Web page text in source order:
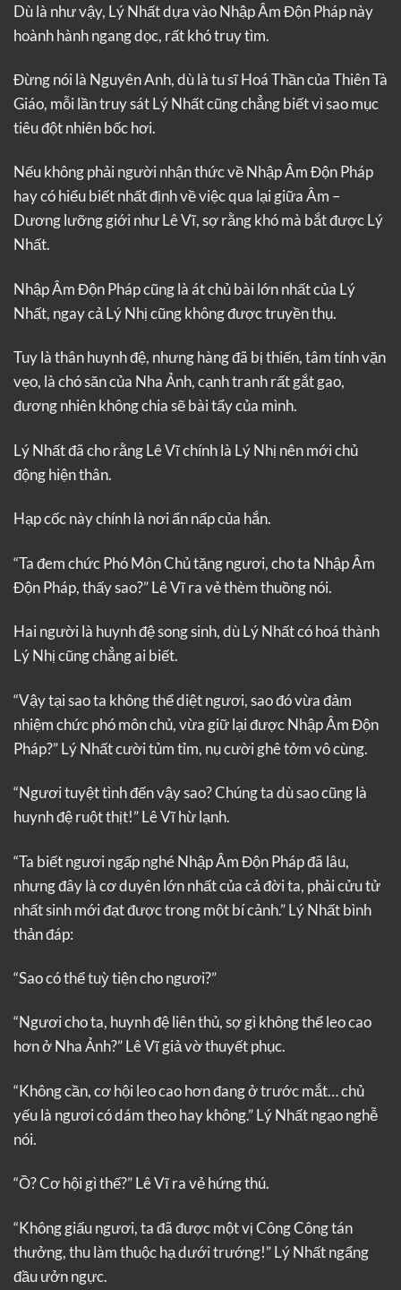
Dù là như vậy, Lý Nhất dựa vào Nhập Âm Độn Pháp này
hoành hành ngang dọc, rất khó truy tìm.
Đừng nói là Nguyên Anh, dù là tu sĩ Hoá Thần của Thiên Tà
Giáo, mỗi lần truy sát Lý Nhất cũng chẳng biết vì sao mục
tiêu đột nhiên bốc hơi.
Nếu không phải người nhận thức về Nhập Âm Độn Pháp
hay có hiểu biết nhất định về việc qua lại giữa Âm –
Dương lưỡng giới như Lê Vĩ, sợ rằng khó mà bắt được Lý
Nhất.
Nhập Âm Độn Pháp cũng là át chủ bài lớn nhất của Lý
Nhất, ngay cả Lý Nhị cũng không được truyền thụ.
Tuy là thân huynh đệ, nhưng hàng đã bị thiến, tâm tính vặn
vẹo, là chó săn của Nha Ảnh, cạnh tranh rất gắt gao,
đương nhiên không chia sẽ bài tẩy của mình.
Lý Nhất đã cho rằng Lê Vĩ chính là Lý Nhị nên mới chủ
động hiện thân.
Hạp cốc này chính là nơi ẩn nấp của hắn.
“Ta đem chức Phó Môn Chủ tặng ngươi, cho ta Nhập Âm
Độn Pháp, thấy sao?” Lê Vĩ ra vẻ thèm thuồng nói.
Hai người là huynh đệ song sinh, dù Lý Nhất có hoá thành
Lý Nhị cũng chẳng ai biết.
“Vậy tại sao ta không thể diệt ngươi, sao đó vừa đảm
nhiệm chức phó môn chủ, vừa giữ lại được Nhập Âm Độn
Pháp?” Lý Nhất cười tủm tỉm, nụ cười ghê tởm vô cùng.
“Ngươi tuyệt tình đến vậy sao? Chúng ta dù sao cũng là
huynh đệ ruột thịt!” Lê Vĩ hừ lạnh.
“Ta biết ngươi ngấp nghé Nhập Âm Độn Pháp đã lâu,
nhưng đây là cơ duyên lớn nhất của cả đời ta, phải cửu tử
nhất sinh mới đạt được trong một bí cảnh.” Lý Nhất bình
thản đáp:
“Sao có thể tuỳ tiện cho ngươi?”
“Ngươi cho ta, huynh đệ liên thủ, sợ gì không thể leo cao
hơn ở Nha Ảnh?” Lê Vĩ giả vờ thuyết phục.
“Không cần, cơ hội leo cao hơn đang ở trước mắt… chủ
yếu là ngươi có dám theo hay không.” Lý Nhất ngạo nghễ
nói.
“Ồ? Cơ hội gì thế?” Lê Vĩ ra vẻ hứng thú.
“Không giấu ngươi, ta đã được một vị Công Công tán
thưởng, thu làm thuộc hạ dưới trướng!” Lý Nhất ngẩng
đầu ưởn ngực.